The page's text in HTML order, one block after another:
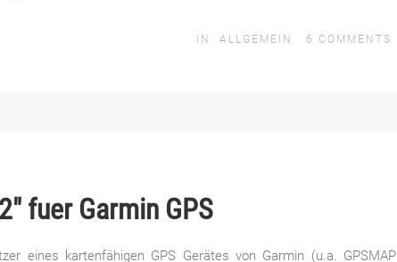
IN ALLGEMEIN 6 COMMENTS
fuer Garmin GPS
eines kartenfähigen GPS Gerätes von Garmin (u.a. GPSMAP